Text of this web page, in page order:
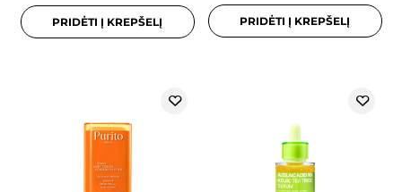
PRIDĖTI Į KREPŠELĮ PRIDĖTI Į KREPŠELĮ